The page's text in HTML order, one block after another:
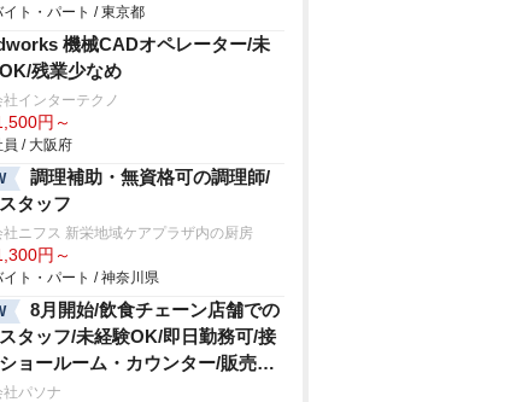
イト・パート / 東京都
機械CADオペレーター/未
残業少なめ
インターテクノ
円～
/ 大阪府
調理補助・無資格可の調理師/
タッフ
社ニフス 新栄地域ケアプラザ内の厨房
円～
イト・パート / 神奈川県
8月開始/飲食チェーン店舗での
タッフ/未経験OK/即日勤務可/接
ョールーム・カウンター/販売ス
パソナ